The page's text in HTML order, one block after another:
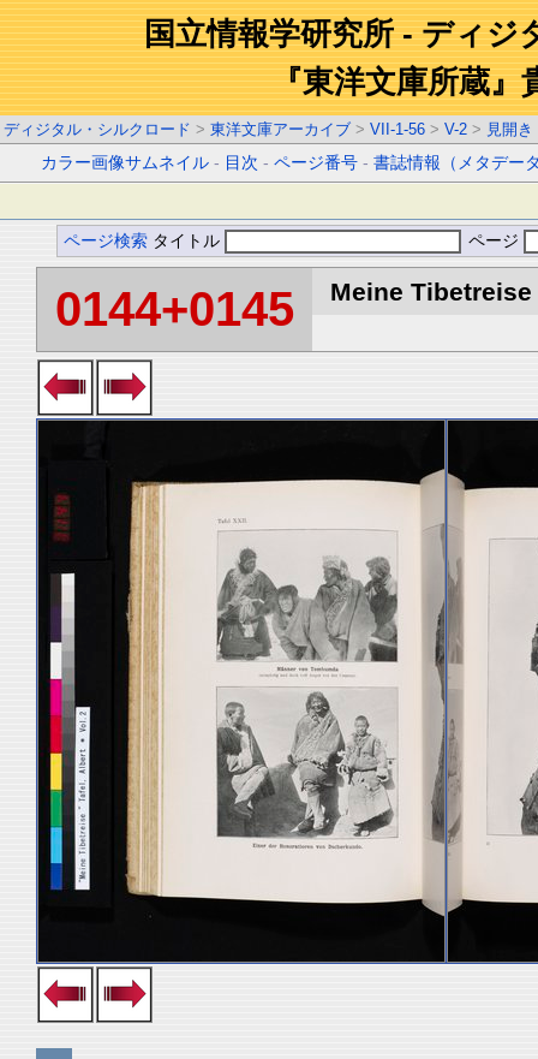
国立情報学研究所 - ディジ
『東洋文庫所蔵』
ディジタル・シルクロード > 東洋文庫アーカイブ > VII-1-56 > V-2 > 見開き
カラー画像サムネイル - 目次 -ページ番号 -書誌情報（メタデー
ページ検索 タイトル ページ
0144+0145 Meine